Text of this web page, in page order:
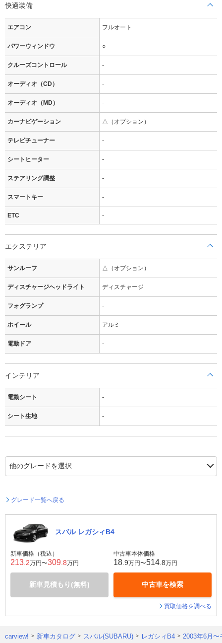
快適装備
エアコン フルオート
パワーウィンドウ ○
クルーズコントロール -
オーディオ（CD） -
オーディオ（MD） -
カーナビゲーション △（オプション）
テレビチューナー -
シートヒーター -
ステアリング調整 -
スマートキー -
ETC -
エクステリア
サンルーフ △（オプション）
ディスチャージヘッドライト ディスチャージ
フォグランプ -
ホイール アルミ
電動ドア -
インテリア
電動シート -
シート生地 -
グレード一覧へ戻る
スバル レガシィB4
新車価格（税込）
213 .2万円〜309 .8万円
新車見積もり(無料)
中古車本体価格
18 .9万円〜514 .8万円
中古車を検索
買取価格を調べる
carview! 新車カタログ スバル(SUBARU) レガシィB4 2003年6月〜